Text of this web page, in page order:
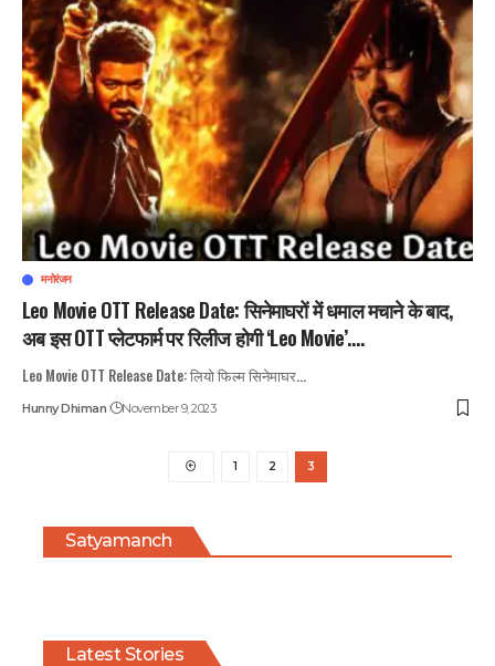
मनोरंजन
Leo Movie OTT Release Date: सिनेमाघरों में धमाल मचाने के बाद,
अब इस OTT प्लेटफार्म पर रिलीज होगी ‘Leo Movie’….
Leo Movie OTT Release Date: लियो फिल्म सिनेमाघर…
Hunny Dhiman November 9, 2023
1 2 3
Satyamanch
Latest Stories